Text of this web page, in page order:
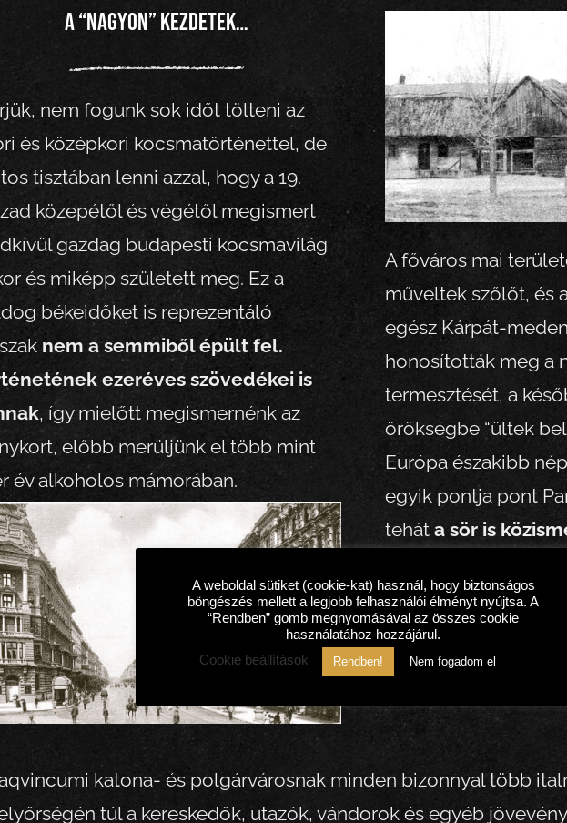
A “nagyon” kezdetek…
nem fogunk sok időt tölteni az
és középkori kocsmatörténettel, de
tisztában lenni azzal, hogy a 19.
közepétől és végétől megismert
gazdag budapesti kocsmavilág
és miképp született meg. Ez a
békeidőket is reprezentáló
nem a semmiből épült fel.
ezeréves szövedékei is
, így mielőtt megismernénk az
előbb merüljünk el több mint
év alkoholos mámorában.
A főváros mai
műveltek szőlőt, és
egész Kárpát-
honosították meg a
termesztését, a
örökségbe “ültek
Európa északibb
egyik pontja pont
tehát a sör is
az északi határok
Duna vonala sem
tennünk, hogy ezek
nevezett italok
katona- és polgárvárosnak minden bizonnyal több
túl a kereskedők, utazók, vándorok és egyéb
A weboldal sütiket (cookie-kat) használ, hogy biztonságos
böngészés mellett a legjobb felhasználói élményt nyújtsa. A
“Rendben” gomb megnyomásával az összes cookie
használatához hozzájárul.
Cookie beállítások Rendben! Nem fogadom el